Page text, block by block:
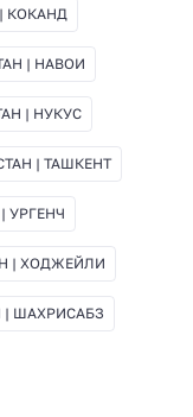
КОКАНД
| НАВОИ
| НУКУС
| ТАШКЕНТ
УРГЕНЧ
| ХОДЖЕЙЛИ
| ШАХРИСАБЗ